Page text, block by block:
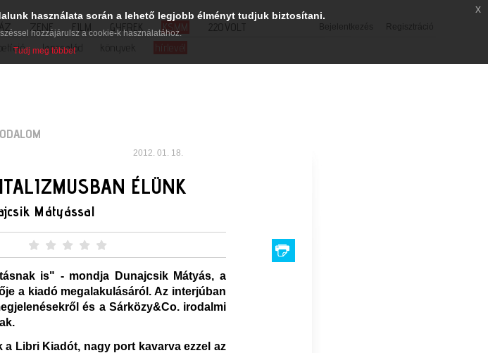
Bejelentkezés Regisztráció
ZENE FILM GYEREK KSMM
220VOLT
lapcsalád könyvek hírlevél
2012. 01. 18.
ÉLÜNK
Mátyással
is" - mondja Dunajcsik Mátyás, a
a kiadó megalakulásáról. Az interjúban
és a Sárközy&Co. irodalmi
a Libri Kiadót, nagy port kavarva ezzel az
használata során a lehető legjobb élményt tudjuk biztosítani.
hozzájárulsz a cookie-k használatához.
Tudj meg többet
x